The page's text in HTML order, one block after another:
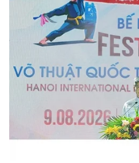
Thông tin doanh nghiệp
Doanh nghiệp 24h
Vì cộng đồng